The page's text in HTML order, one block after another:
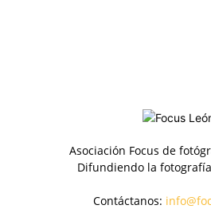
Asociación Focus de
Difundiendo la
Contáctanos: